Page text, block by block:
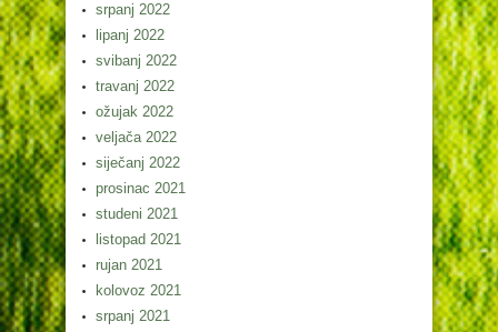
srpanj 2022
lipanj 2022
svibanj 2022
travanj 2022
ožujak 2022
veljača 2022
siječanj 2022
prosinac 2021
studeni 2021
listopad 2021
rujan 2021
kolovoz 2021
srpanj 2021